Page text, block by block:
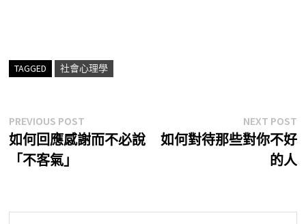
TAGGED 社會心理學
文
章
導
PREVIOUS POSTPrevious
post:
如何回應感謝而不必說
「不客氣」
NEXT POST
如何對待那些對你不好
的人